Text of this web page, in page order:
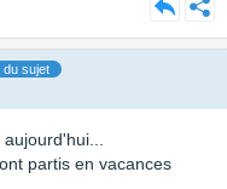
du sujet
partis en vacances